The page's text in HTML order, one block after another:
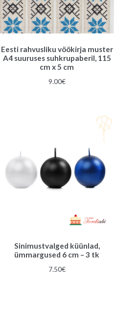
Eesti rahvusliku vöökirja muster
A4 suuruses suhkrupaberil, 115
cm x 5 cm
9.00€
Sinimustvalged küünlad,
ümmargused 6 cm – 3 tk
7.50€